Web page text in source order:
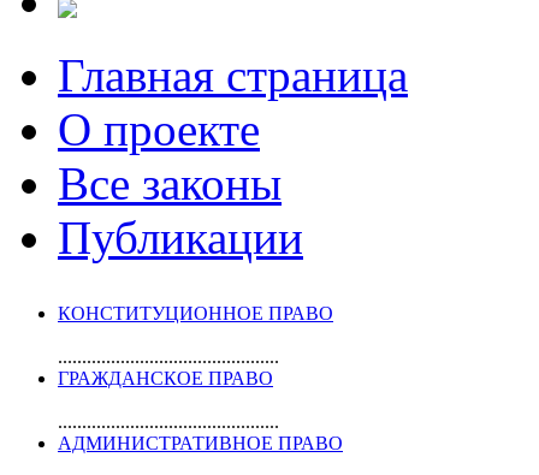
Главная страница
О проекте
Все законы
Публикации
КОНСТИТУЦИОННОЕ ПРАВО
..............................................
ГРАЖДАНСКОЕ ПРАВО
..............................................
АДМИНИСТРАТИВНОЕ ПРАВО